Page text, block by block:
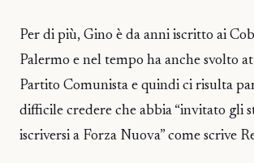
Per di più, Gino è da anni iscritto ai
Palermo e nel tempo ha anche svolto
Partito Comunista e quindi ci risulta
difficile credere che abbia “invitato gli
iscriversi a Forza Nuova” come scrive